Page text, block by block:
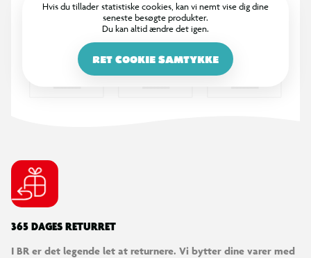
Hvis du tillader statistiske cookies, kan vi nemt vise dig dine
seneste besøgte produkter.
Du kan altid ændre det igen.
RET COOKIE SAMTYKKE
365 DAGES RETURRET
I BR er det legende let at returnere. Vi bytter dine varer med